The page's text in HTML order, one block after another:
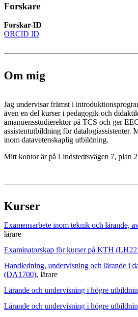
Forskare
Forskar-ID
ORCID ID
Om mig
Jag undervisar främst i
även en del kurser i pedagogik och
amanuensstudierektor på TCS och ger
assistentutbildning för datalogiassistenter.
inom datavetenskaplig utbildning.
Mitt kontor är på Lindstedtsvägen 7, plan
Kurser
Examensarbete inom teknik och lärande,
lärare
Examinatorskap för kurser på KTH
Handledning, undervisning och lärande i
(DA1700), lärare
Lärande och undervisning i högre
Lärande och undervisning i högre